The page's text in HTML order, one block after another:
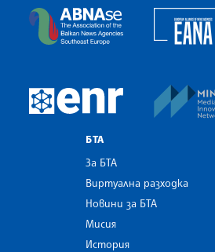
The Assocoation
European
БТА
За БТА
Виртуална разходка
Новини за БТА
Мисия
История